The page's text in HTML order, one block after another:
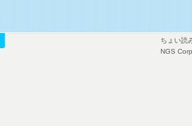
ちょい読
NGS